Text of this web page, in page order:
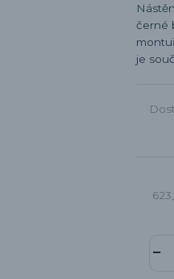
černé
je